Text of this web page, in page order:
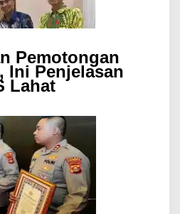
Pemotongan
Ini Penjelasan
Lahat